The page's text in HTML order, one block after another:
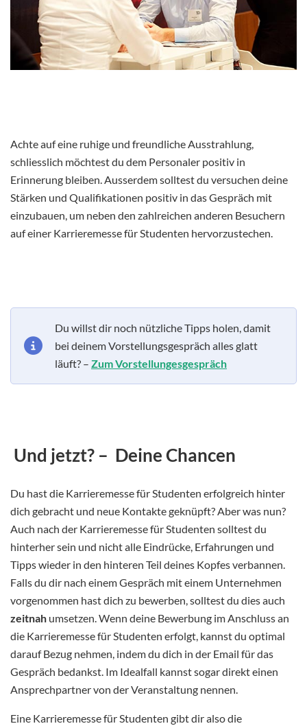
Achte auf eine ruhige und freundliche Ausstrahlung,
schliesslich möchtest du dem Personaler positiv in
Erinnerung bleiben. Ausserdem solltest du versuchen deine
Stärken und Qualifikationen positiv in das Gespräch mit
einzubauen, um neben den zahlreichen anderen Besuchern
auf einer Karrieremesse für Studenten hervorzustechen.
Du willst dir noch nützliche Tipps holen, damit
bei deinem Vorstellungsgespräch alles glatt
läuft? – Zum Vorstellungesgespräch
Und jetzt? – Deine Chancen
Du hast die Karrieremesse für Studenten erfolgreich hinter
dich gebracht und neue Kontakte geknüpft? Aber was nun?
Auch nach der Karrieremesse für Studenten solltest du
hinterher sein und nicht alle Eindrücke, Erfahrungen und
Tipps wieder in den hinteren Teil deines Kopfes verbannen.
Falls du dir nach einem Gespräch mit einem Unternehmen
vorgenommen hast dich zu bewerben, solltest du dies auch
zeitnah umsetzen. Wenn deine Bewerbung im Anschluss an
die Karrieremesse für Studenten erfolgt, kannst du optimal
darauf Bezug nehmen, indem du dich in der Email für das
Gespräch bedankst. Im Idealfall kannst sogar direkt einen
Ansprechpartner von der Veranstaltung nennen.
Eine Karrieremesse für Studenten gibt dir also die